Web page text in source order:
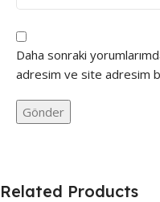
Daha sonraki
adresim ve site adresim
Related Products